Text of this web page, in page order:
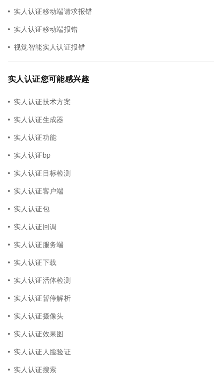
实人认证移动端请求报错
实人认证移动端报错
视觉智能实人认证报错
实人认证您可能感兴趣
实人认证技术方案
实人认证生成器
实人认证功能
实人认证bp
实人认证目标检测
实人认证客户端
实人认证包
实人认证回调
实人认证服务端
实人认证下载
实人认证活体检测
实人认证暂停解析
实人认证摄像头
实人认证效果图
实人认证人脸验证
实人认证搜索